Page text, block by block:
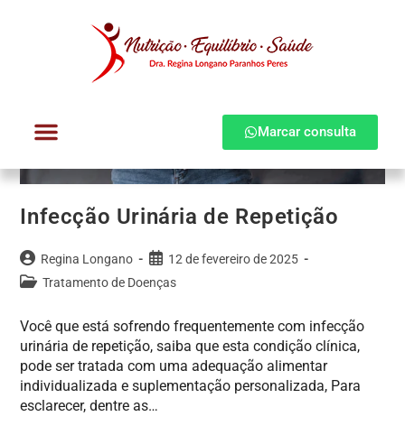
Marcar consulta
Infecção Urinária de Repetição
Regina Longano
12 de fevereiro de 2025
Tratamento de Doenças
Você que está sofrendo frequentemente com infecção
urinária de repetição, saiba que esta condição clínica,
pode ser tratada com uma adequação alimentar
individualizada e suplementação personalizada, Para
esclarecer, dentre as…